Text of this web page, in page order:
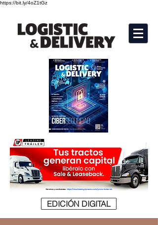
https://bit.ly/4oZ1tGz
EDICIÓN DIGITAL